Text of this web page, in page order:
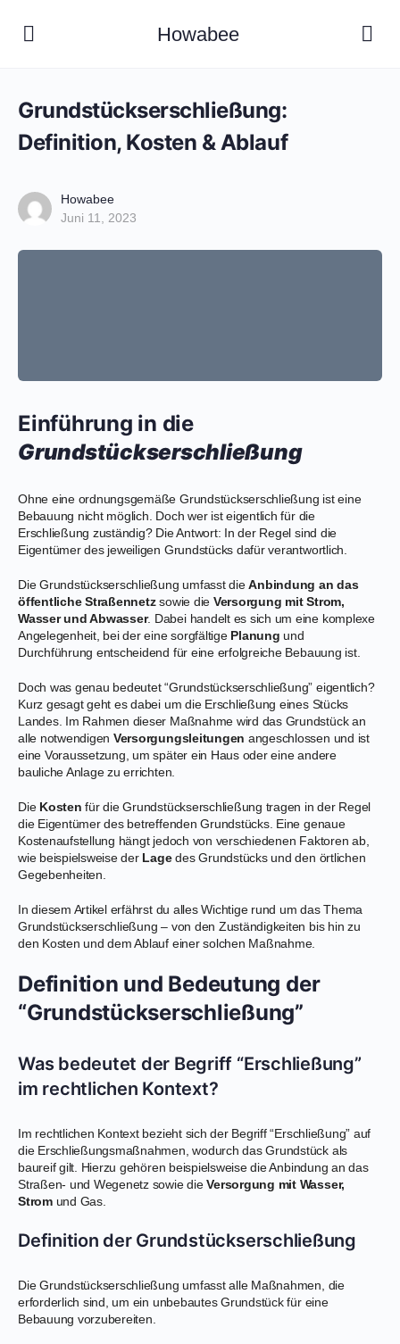
Howabee
Grundstückserschließung:
Definition, Kosten & Ablauf
Howabee
Juni 11, 2023
Einführung in die
Grundstückserschließung
Ohne eine ordnungsgemäße Grundstückserschließung ist eine
Bebauung nicht möglich. Doch wer ist eigentlich für die
Erschließung zuständig? Die Antwort: In der Regel sind die
Eigentümer des jeweiligen Grundstücks dafür verantwortlich.
Die Grundstückserschließung umfasst dieAnbindung an das
öffentliche Straßennetzsowie die Versorgung mit Strom,
Wasser und Abwasser. Dabei handelt es sich um eine komplexe
Angelegenheit, bei der eine sorgfältige Planung und
Durchführung entscheidend für eine erfolgreiche Bebauung ist.
Doch was genau bedeutet “Grundstückserschließung” eigentlich?
Kurz gesagt geht es dabei um die Erschließung eines Stücks
Landes. Im Rahmen dieser Maßnahme wird das Grundstück an
alle notwendigen Versorgungsleitungen angeschlossen und ist
eine Voraussetzung, um später ein Haus oder eine andere
bauliche Anlage zu errichten.
Die Kosten für die Grundstückserschließung tragen in der Regel
die Eigentümer des betreffenden Grundstücks. Eine genaue
Kostenaufstellung hängt jedoch von verschiedenen Faktoren ab,
wie beispielsweise der Lagedes Grundstücks und den örtlichen
Gegebenheiten.
In diesem Artikel erfährst du alles Wichtige rund um das Thema
Grundstückserschließung – von den Zuständigkeiten bis hin zu
den Kosten und dem Ablauf einer solchen Maßnahme.
Definition und Bedeutung der
“Grundstückserschließung”
Was bedeutet der Begriff “Erschließung”
im rechtlichen Kontext?
Im rechtlichen Kontext bezieht sich der Begriff “Erschließung” auf
die Erschließungsmaßnahmen, wodurch das Grundstück als
baureif gilt. Hierzu gehören beispielsweise die Anbindung an das
Straßen- und Wegenetz sowie dieVersorgung mit Wasser,
Stromund Gas.
Definition der Grundstückserschließung
Die Grundstückserschließung umfasst alle Maßnahmen, die
erforderlich sind, um ein unbebautes Grundstück für eine
Bebauung vorzubereiten.